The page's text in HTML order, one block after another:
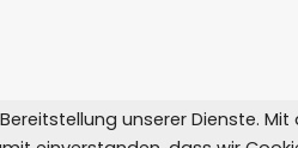
unserer Dienste. Mit